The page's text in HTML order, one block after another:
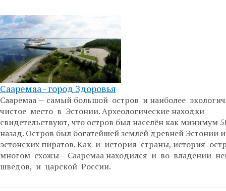
Сааремаа - город Здоровья
Сааремаа — самый большой остров и наиболее
чистое место в Эстонии. Археологические находки
свидетельствуют, что остров был населён как минимум
назад. Остров был богатейшей землей древней Эстонии
эстонских пиратов. Как и история страны, история
многом схожы - Сааремаа находился и во владении
шведов, и царской России.